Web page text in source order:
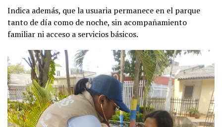
Indica además, que la usuaria permanece en el parque
tanto de día como de noche, sin acompañamiento
familiar ni acceso a servicios básicos.